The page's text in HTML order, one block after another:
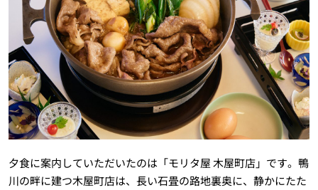
夕食に案内していただいたのは「モリタ屋 木屋町店」です。鴨
川の畔に建つ木屋町店は、長い石畳の路地裏奥に、静かにたた